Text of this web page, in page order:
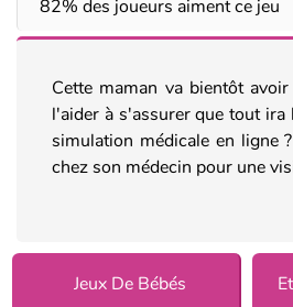
82% des joueurs aiment ce jeu
Cette maman va bientôt
l'aider à s'assurer que tout ira
simulation médicale en ligne
chez son médecin pour une
Jeux De Bébés